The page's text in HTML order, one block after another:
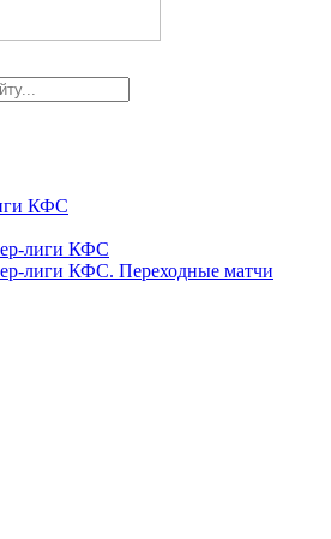
КФС
лиги КФС
лиги КФС. Переходные матчи